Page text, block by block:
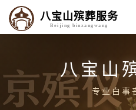
八宝山殡葬服务
Beijing binzangwang
八宝山
专业白事